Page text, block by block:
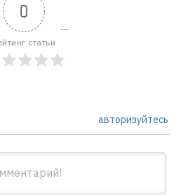
0
статьи
авторизуйтесь